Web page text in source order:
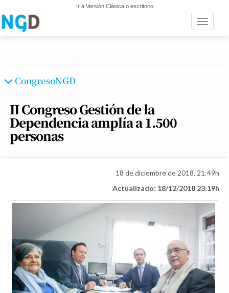
Ir a Versión Clásica o escritorio
Toggle
CongresoNGD
II Congreso Gestión de la
Dependencia amplía a 1.500
personas
18 de diciembre de 2018, 21:49h
Actualizado: 18/12/2018 23:19h